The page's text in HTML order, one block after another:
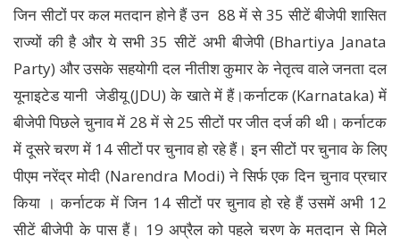
जिन सीटों पर कल मतदान होने हैं उन 88 में से 35 सीटें बीजेपी शासित
राज्यों की है और ये सभी 35 सीटें अभी बीजेपी (Bhartiya Janata
Party) और उसके सहयोगी दल नीतीश कुमार के नेतृत्व वाले जनता दल
यूनाइटेड यानी जेडीयू (JDU) के खाते में हैं।कर्नाटक (Karnataka) में
बीजेपी पिछले चुनाव में 28 में से 25 सीटों पर जीत दर्ज की थी। कर्नाटक
में दूसरे चरण में 14 सीटों पर चुनाव हो रहे हैं। इन सीटों पर चुनाव के लिए
पीएम नरेंद्र मोदी (Narendra Modi) ने सिर्फ एक दिन चुनाव प्रचार
किया । कर्नाटक में जिन 14 सीटों पर चुनाव हो रहे हैं उसमें अभी 12
सीटें बीजेपी के पास हैं। 19 अप्रैल को पहले चरण के मतदान से मिले